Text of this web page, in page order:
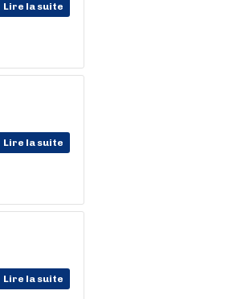
Lire la suite
Lire la suite
Lire la suite